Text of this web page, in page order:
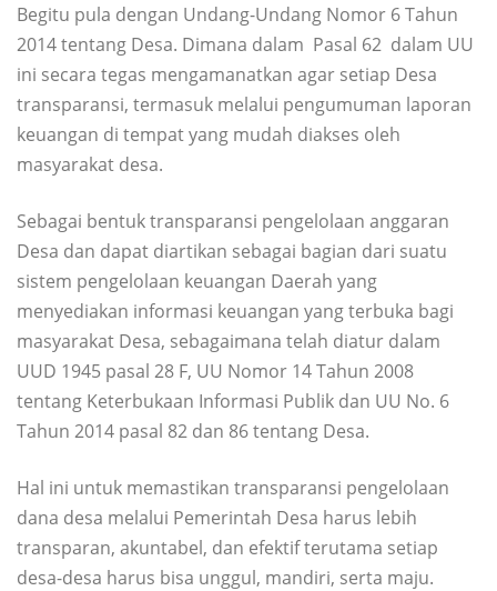
Begitu pula dengan Undang-Undang Nomor 6 Tahun
2014 tentang Desa. Dimana dalam Pasal 62 dalam UU
ini secara tegas mengamanatkan agar setiap Desa
transparansi, termasuk melalui pengumuman laporan
keuangan di tempat yang mudah diakses oleh
masyarakat desa.
Sebagai bentuk transparansi pengelolaan anggaran
Desa dan dapat diartikan sebagai bagian dari suatu
sistem pengelolaan keuangan Daerah yang
menyediakan informasi keuangan yang terbuka bagi
masyarakat Desa, sebagaimana telah diatur dalam
UUD 1945 pasal 28 F, UU Nomor 14 Tahun 2008
tentang Keterbukaan Informasi Publik dan UU No. 6
Tahun 2014 pasal 82 dan 86 tentang Desa.
Hal ini untuk memastikan transparansi pengelolaan
dana desa melalui Pemerintah Desa harus lebih
transparan, akuntabel, dan efektif terutama setiap
desa-desa harus bisa unggul, mandiri, serta maju.